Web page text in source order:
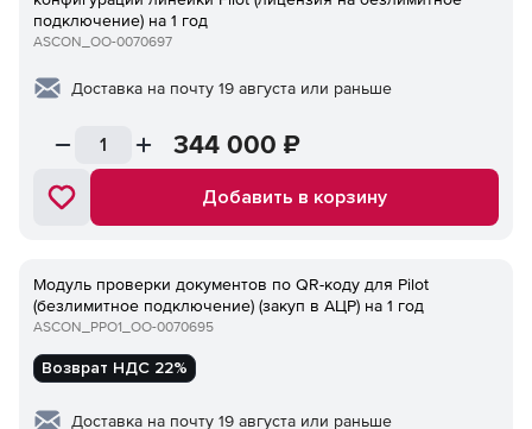
подключение) на 1 год
ASCON_ОО-0070697
Доставка на почту 19 августа или раньше
344 000 ₽
Добавить в корзину
Модуль проверки документов по QR-коду для Pilot
(безлимитное подключение) (закуп в АЦР) на 1 год
ASCON_PPO1_ОО-0070695
Возврат НДС 22%
Доставка на почту 19 августа или раньше